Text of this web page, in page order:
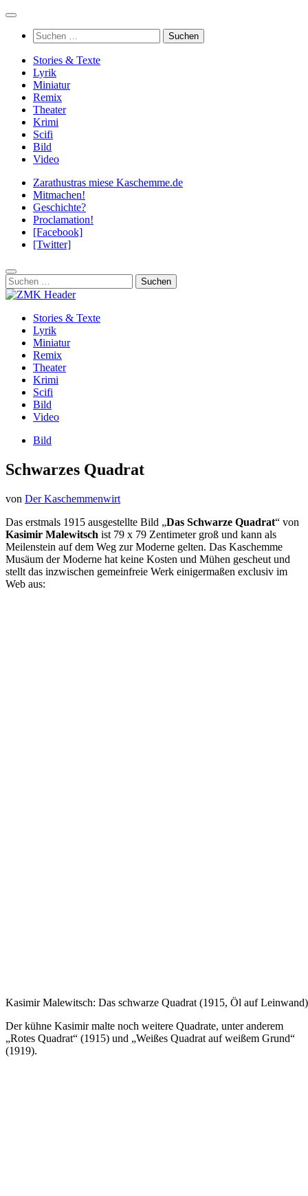
Zum
springenSuchen
nach:
Stories & Texte
Lyrik
Miniatur
Remix
Theater
Krimi
Scifi
Bild
Video
Zarathustras miese Kaschemme.de
Mitmachen!
Geschichte?
Proclamation!
[Facebook]
[Twitter]
Suchen
nach:
Stories & Texte
Lyrik
Miniatur
Remix
Theater
Krimi
Scifi
Bild
Video
Bild
Schwarzes Quadrat
von Der Kaschemmenwirt
Das erstmals 1915 ausgestellte Bild „Das Schwarze Quadrat“ von
Kasimir Malewitsch ist 79 x 79 Zentimeter groß und kann als
Meilenstein auf dem Weg zur Moderne gelten. Das Kaschemme
Musäum der Moderne hat keine Kosten und Mühen gescheut und
stellt das inzwischen gemeinfreie Werk einigermaßen exclusiv im
Web aus:
Kasimir Malewitsch: Das schwarze Quadrat (1915, Öl auf Leinwand)
Der kühne Kasimir malte noch weitere Quadrate, unter anderem
„Rotes Quadrat“ (1915) und „Weißes Quadrat auf weißem Grund“
(1919).